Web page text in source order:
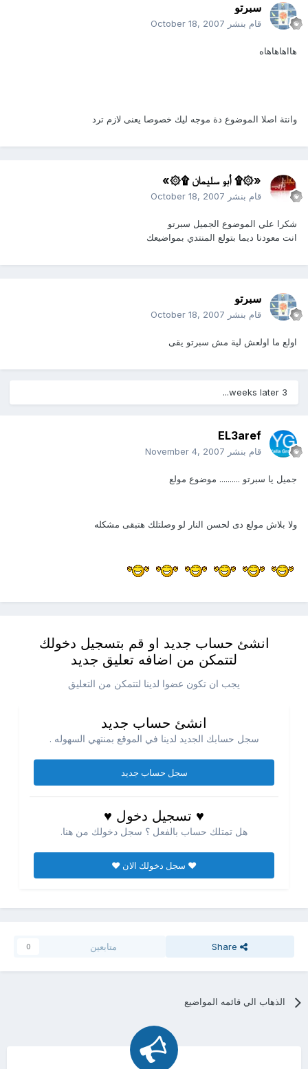
سبرتو
قام بنشر October 18, 2007
هااهاهاهاه
وانتة اصلا الموضوع دة موجه ليك خصوصا يعنى لازم ترد
«۞۩ أبو سليمان ۩۞»
قام بنشر October 18, 2007
شكرا علي الموضوع الجميل سبرتو
انت معودنا ديما بتولع المنتدي بمواضيعك
سبرتو
قام بنشر October 18, 2007
اولع ما اولعش لية مش سبرتو يقى
3 weeks later...
EL3aref
قام بنشر November 4, 2007
جميل يا سبرتو .......... موضوع مولع
ولا بلاش مولع دى لحسن النار لو وصلتلك هتبقى مشكله
انشئ حساب جديد او قم بتسجيل دخولك
لتتمكن من اضافه تعليق جديد
يجب ان تكون عضوا لدينا لتتمكن من التعليق
انشئ حساب جديد
سجل حسابك الجديد لدينا في الموقع بمنتهي السهوله .
سجل حساب جديد
♥ تسجيل دخول ♥
هل تمتلك حساب بالفعل ؟ سجل دخولك من هنا.
♥ سجل دخولك الان ♥
Share متابعين 0
الذهاب الي قائمه المواضيع